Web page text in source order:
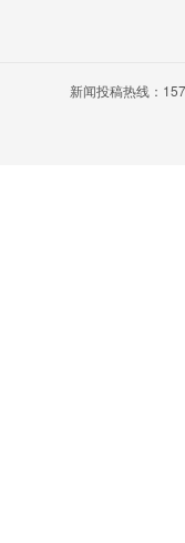
新闻投稿热线：